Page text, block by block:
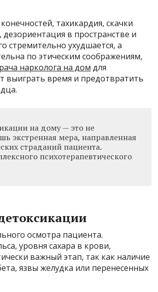
тахикардия, скачки
в пространстве и
стремительно ухудшается, а
по этическим соображениям,
нарколога на дом для
выиграть время и предотвратить
на дому — это не
экстренная мера, направленная
страданий пациента.
психотерапевтического
осмотра пациента.
уровня сахара в крови,
важный этап, так как наличие
язвы желудка или перенесенных